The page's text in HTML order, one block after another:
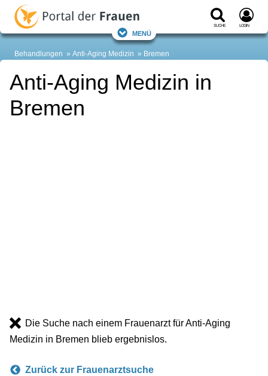
Suche Login
Menü
Behandlungen Anti-Aging Medizin Bremen
Anti-Aging Medizin in
Bremen
Die Suche nach einem Frauenarzt für Anti-Aging
Medizin in Bremen blieb ergebnislos.
Zurück zur Frauenarztsuche